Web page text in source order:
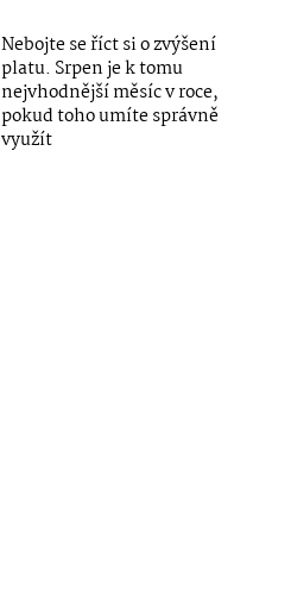
Nebojte se říct si o zvýšení
platu. Srpen je k tomu
nejvhodnější měsíc v roce,
pokud toho umíte správně
využít